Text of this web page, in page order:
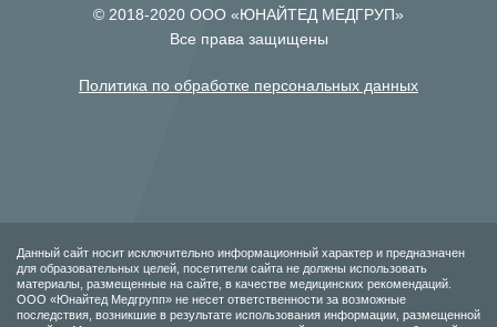
© 2018-2020 ООО «ЮНАЙТЕД МЕДГРУП»
Все права защищены
Политика по обработке персональных данных
Данный сайт носит исключительно информационный характер и предназначен
для образовательных целей, посетители сайта не должны использовать
материалы, размещенные на сайте, в качестве медицинских рекомендаций.
ООО «Юнайтед Медгрупп» не несет ответственности за возможные
последствия, возникшие в результате использования информации, размещенной